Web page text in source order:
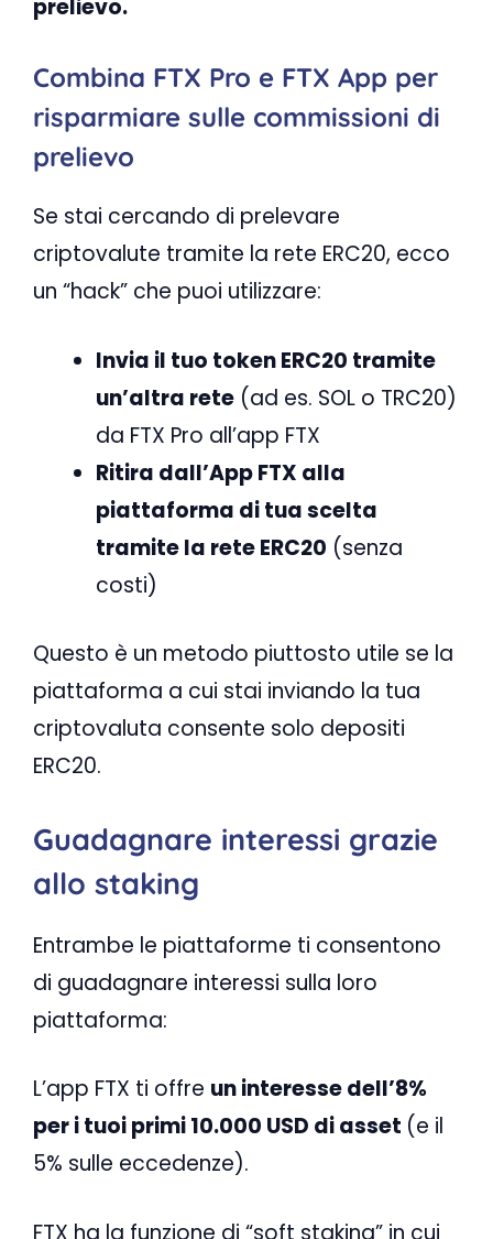
prelievo.
Combina FTX Pro e FTX App per
risparmiare sulle commissioni di
prelievo
Se stai cercando di prelevare
criptovalute tramite la rete ERC20, ecco
un “hack” che puoi utilizzare:
Invia il tuo token ERC20 tramite
un’altra rete (ad es. SOL o TRC20)
da FTX Pro all’app FTX
Ritira dall’App FTX alla
piattaforma di tua scelta
tramite la rete ERC20 (senza
costi)
Questo è un metodo piuttosto utile se la
piattaforma a cui stai inviando la tua
criptovaluta consente solo depositi
ERC20.
Guadagnare interessi grazie
allo staking
Entrambe le piattaforme ti consentono
di guadagnare interessi sulla loro
piattaforma:
L’app FTX ti offre un interesse dell’8%
per i tuoi primi 10.000 USD di asset (e il
5% sulle eccedenze).
FTX ha la funzione di “soft staking” in cui